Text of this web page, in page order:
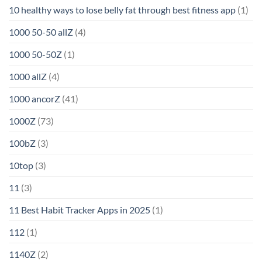
10 healthy ways to lose belly fat through best fitness app (1)
1000 50-50 allZ (4)
1000 50-50Z (1)
1000 allZ (4)
1000 ancorZ (41)
1000Z (73)
100bZ (3)
10top (3)
11 (3)
11 Best Habit Tracker Apps in 2025 (1)
112 (1)
1140Z (2)